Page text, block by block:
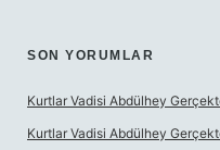
SON YORUMLAR
Kurtlar Vadisi Abdülhey
Kurtlar Vadisi Abdülhey